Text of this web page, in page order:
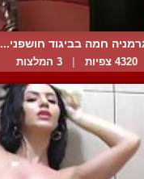
חמה בביגוד חושפני...
4320 צפיות 3 המלצות